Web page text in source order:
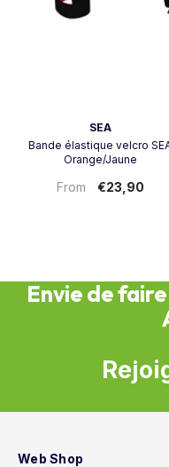
SEA
Bande élastique velcro
Orange/Jaune
From €23,90
Envie de
Web Shop